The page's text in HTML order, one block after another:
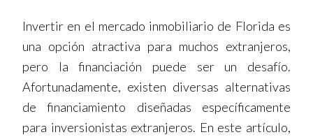
Invertir en el mercado inmobiliario de Florida es
una opción atractiva para muchos extranjeros,
pero la financiación puede ser un desafío.
Afortunadamente, existen diversas alternativas
de financiamiento diseñadas específicamente
para inversionistas extranjeros. En este artículo,